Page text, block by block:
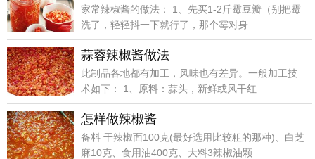
家常辣椒酱的做法： 1、先买1-2斤霉豆瓣（别把霉
洗了，轻轻抖一下就行了，那个霉对身
蒜蓉辣椒酱做法
此制品各地都有加工，风味也有差异。一般加工技
术如下： 1、原料：蒜头，新鲜或风干红
怎样做辣椒酱
备料 干辣椒面100克(最好选用比较粗的那种)、白芝
麻10克、食用油400克、大料3辣椒油颗